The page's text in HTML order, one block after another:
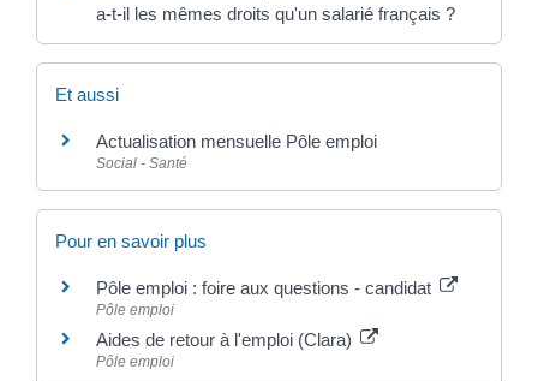
a-t-il les mêmes droits qu'un salarié français ?
Et aussi
Actualisation mensuelle Pôle emploi
Social - Santé
Pour en savoir plus
Pôle emploi : foire aux questions - candidat
Pôle emploi
Aides de retour à l'emploi (Clara)
Pôle emploi